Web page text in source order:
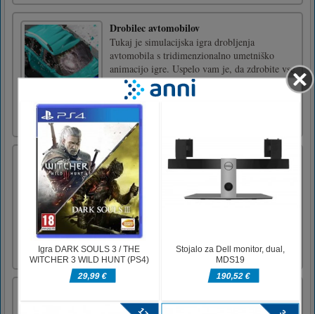
Drobilec avtomobilov
Tukaj je simulacijska igra drobljenja
avtomobila s tridimenzionalno umetniško
animacijo igre. Uspelo vam je, da zdrobite vse
avtomobile v operaciji na vsaki ravni. Z
nagradami, ki ste jih pridobili, lahko
odklenete več vozil. Lepo, da se boste imeli
lepo!Kliknite in pridržite zas [...]
Spajanje blob 3D
Blob Merge 3D je priložnostna igra ujemanja.
Izbrati morate enako število žogic za met,
tako da se združijo z žogicami iste vrste in
ustvarijo žogice z večjim številom. Končno
združite vse številke v 2048 in počistili ste
raven.Na računalniku z miško kliknite in
povlecite, da zdr [...]
Zabavne klasične igre Mahjongg z ogromno